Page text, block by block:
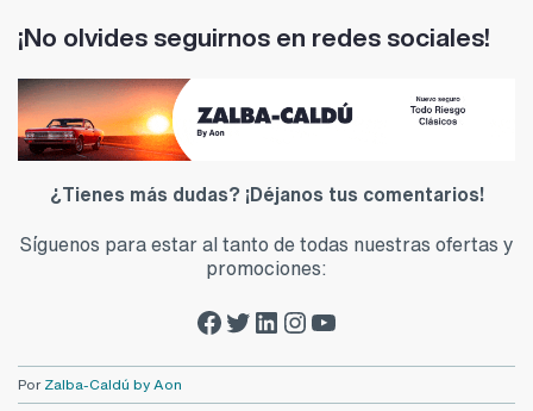
¡No olvides seguirnos en redes sociales!
¿Tienes más dudas? ¡Déjanos tus comentarios!
Síguenos para estar al tanto de todas nuestras ofertas y
promociones:
Facebook Zalba-Caldú
Twitter Zalba-Caldú
LinkedIn Zalba-Caldú
Instagram Zalba-CaldúYoutube Zalba-Caldú
Por Zalba-Caldú by Aon